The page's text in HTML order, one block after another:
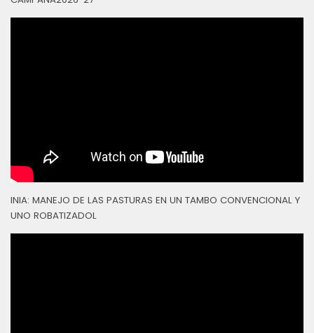
INIA: MANEJO DE LAS PASTURAS EN UN TAMBO CONVENCIONAL Y
UNO ROBATIZADOL